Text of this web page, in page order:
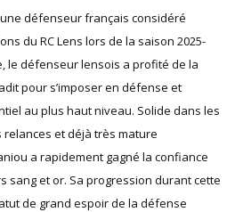
défenseur français considéré
du RC Lens lors de la saison 2025-
le défenseur lensois a profité de la
pour s’imposer en défense et
au plus haut niveau. Solide dans les
et déjà très mature
a rapidement gagné la confiance
sang et or. Sa progression durant cette
de grand espoir de la défense